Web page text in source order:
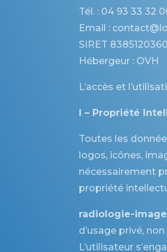
Tél. : 04 93 33 32
Email :
SIRET
Hébergeur : OVH
L’accès et
I – Propriété
Toutes les
logos, icônes,
nécessairement
propriété
radiologie-
d’usage privé,
L’utilisateur